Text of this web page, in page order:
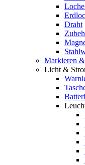
Draht
Markieren
Licht &